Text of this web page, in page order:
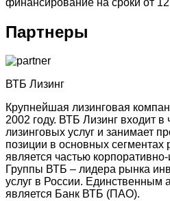
Партнеры
ВТБ Лизинг
Крупнейшая лизинговая
2002 году. ВТБ Лизинг входит в
лизинговых услуг и занимает
позиции в основных
является частью
Группы ВТБ – лидера рынка
услуг в России. Единственным
является Банк ВТБ (ПАО).